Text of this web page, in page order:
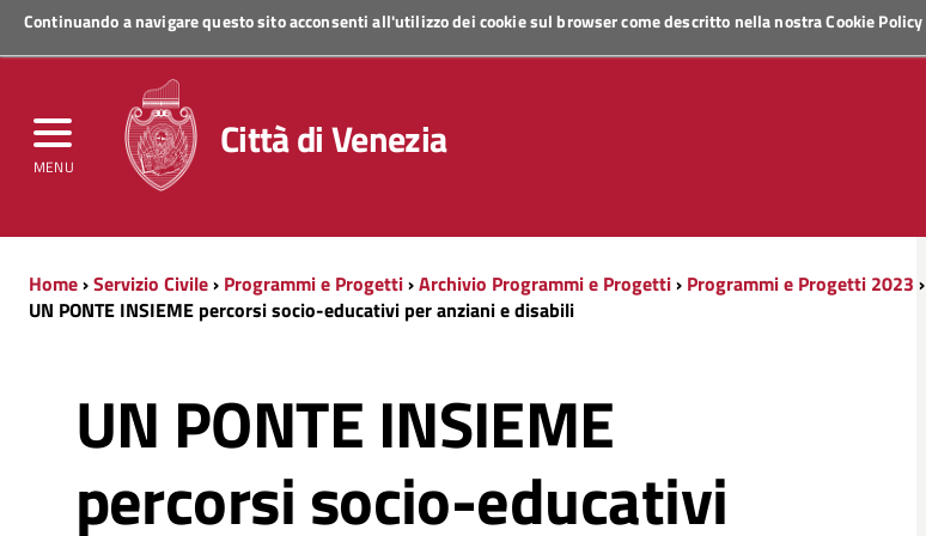
Continuando a navigare questo sito acconsenti all'utilizzo dei cookie sul browser come descritto nella nostraCookie Policy
MENU
Regione Veneto
Città di Venezia
Home›Servizio Civile› Programmi e Progetti›Archivio Programmi e Progetti› Programmi e Progetti 2023 ›
UN PONTE INSIEME percorsi socio-educativi per anziani e disabili
UN PONTE INSIEME
percorsi socio-educativi